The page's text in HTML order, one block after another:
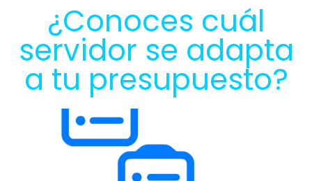
¿Conoces cuál
servidor se adapta
a tu presupuesto?